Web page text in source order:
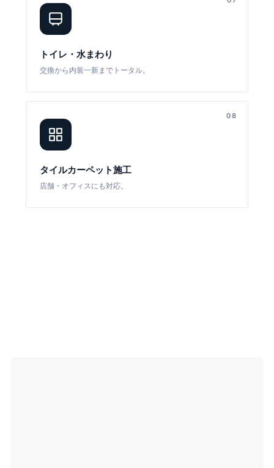
トイレ・水まわり
交換から内装一新までトータル。
08
タイルカーペット施工
店舗・オフィスにも対応。